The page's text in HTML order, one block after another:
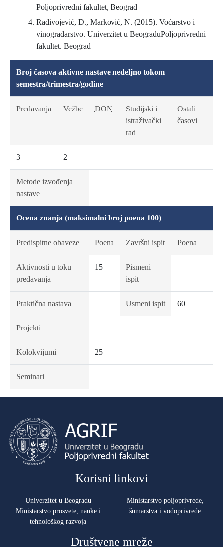
Poljoprivredni fakultet, Beograd
Radivojević, D., Marković, N. (2015). Voćarstvo i
vinogradarstvo. Univerzitet u BeograduPoljoprivredni
fakultet. Beograd
Broj časova aktivne nastave nedeljno tokom
semestra/trimestra/godine
Predavanja Vežbe DON
Studijski i
istraživački
rad
Ostali
časovi
3 2
Metode izvođenja
nastave
Ocena znanja (maksimalni broj poena 100)
Predispitne obaveze Poena Završni ispit Poena
Aktivnosti u toku
predavanja
15
Pismeni
ispit
Praktična nastava Usmeni ispit 60
Projekti
Kolokvijumi 25
Seminari
Korisni linkovi
Univerzitet u Beogradu
Ministarstvo prosvete, nauke i
tehnološkog razvoja
Ministarstvo poljoprivrede,
šumarstva i vodoprivrede
Društvene mreže